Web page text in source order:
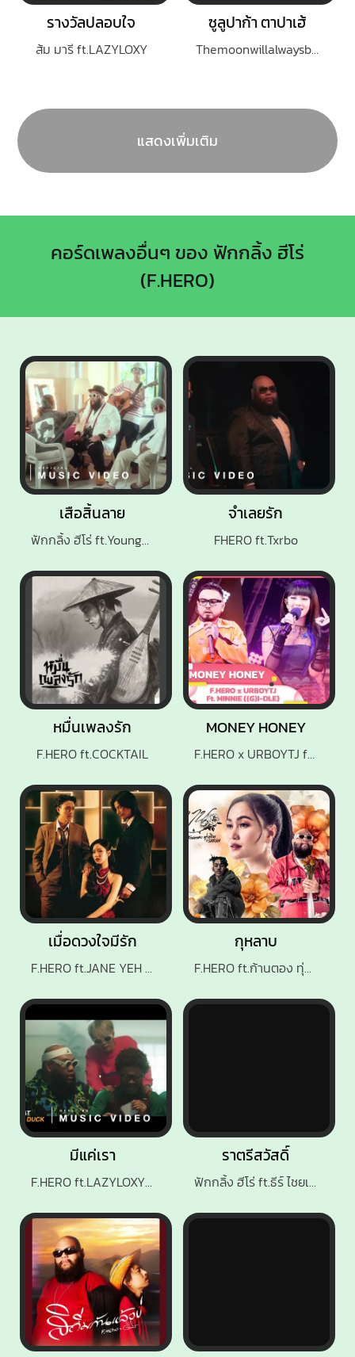
รางวัลปลอบใจ
ส้ม มารี ft.LAZYLOXY
ซูลูปาก้า ตาปาเฮ้
Themoonwillalwaysbewithme
แสดงเพิ่มเติม
คอร์ดเพลงอื่นๆ ของ ฟักกลิ้ง ฮีโร่
(F.HERO)
เสือสิ้นลาย
ฟักกลิ้ง ฮีโร่ ft.YoungOhm, P-Hot, FYMM
กุหลาบ
F.HERO ft.ก้านตอง ทุ่งเงิน x SARAN
มีแค่เรา
F.HERO ft.LAZYLOXY & OG-ANIC
จำเลยรัก
FHERO ft.Txrbo
ราตรีสวัสดิ์
ฟักกลิ้ง ฮีโร่ ft.ธีร์ ไชยเดช
MONEY HONEY
F.HERO x URBOYTJ ft.MINNIE
เมื่อดวงใจมีรัก
F.HERO ft.JANE YEH x Z9
หมื่นเพลงรัก
F.HERO ft.COCKTAIL